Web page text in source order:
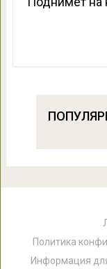
Политика
Информация